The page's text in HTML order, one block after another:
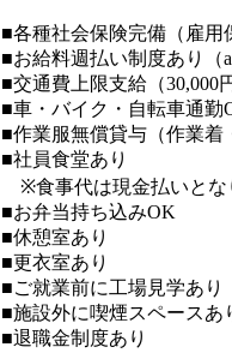
■各種社会保険完備（雇用
■お給料週払い制度あり（
■交通費上限支給（30,000
■車・バイク・自転車通勤
■作業服無償貸与（作業着
■社員食堂あり
※食事代は現金払いとな
■お弁当持ち込みOK
■休憩室あり
■更衣室あり
■ご就業前に工場見学あり
■施設外に喫煙スペースあ
■退職金制度あり